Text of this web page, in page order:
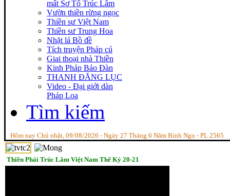
mất Sơ Tổ Trúc Lâm
Vườn thiền rừng ngọc
Thiền sư Việt Nam
Thiền sư Trung Hoa
Nhặt lá Bồ đề
Tích truyện Pháp cú
Giai thoại nhà Thiền
Kinh Pháp Bảo Đàn
THANH ĐĂNG LỤC
Video - Đại giới dàn
Pháp Loa
Tìm kiếm
Hôm nay Chủ nhật, 09/08/2026 - Ngày 27 Tháng 6 Năm Bính Ngọ - PL 2565
Thiền Phái Trúc Lâm Việt Nam Thế Kỷ 20-21